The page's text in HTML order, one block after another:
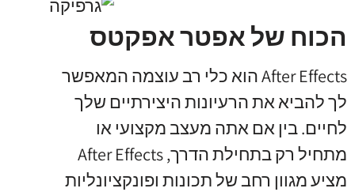
הכוח של אפטר אפקטס
After Effects הוא כלי רב עוצמה המאפשר
לך להביא את הרעיונות היצירתיים שלך
לחיים. בין אם אתה מעצב מקצועי או
מתחיל רק בתחילת הדרך, After Effects
מציע מגוון רחב של תכונות ופונקציונליות